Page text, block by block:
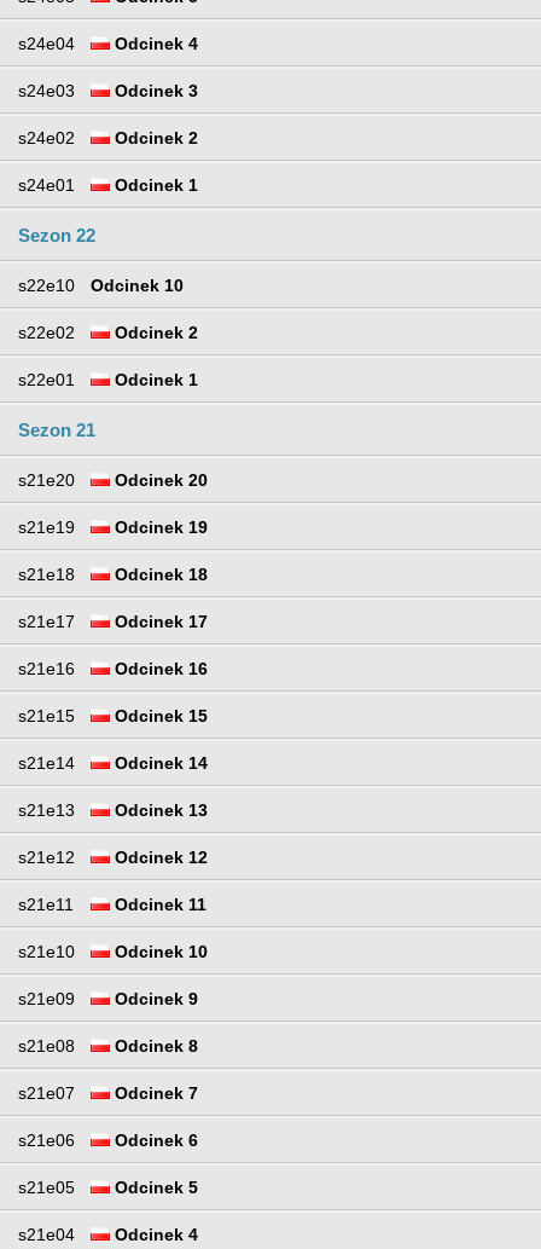
s24e04 Odcinek 4
s24e03 Odcinek 3
s24e02 Odcinek 2
s24e01 Odcinek 1
Sezon 22
s22e10 Odcinek 10
s22e02 Odcinek 2
s22e01 Odcinek 1
Sezon 21
s21e20 Odcinek 20
s21e19 Odcinek 19
s21e18 Odcinek 18
s21e17 Odcinek 17
s21e16 Odcinek 16
s21e15 Odcinek 15
s21e14 Odcinek 14
s21e13 Odcinek 13
s21e12 Odcinek 12
s21e11 Odcinek 11
s21e10 Odcinek 10
s21e09 Odcinek 9
s21e08 Odcinek 8
s21e07 Odcinek 7
s21e06 Odcinek 6
s21e05 Odcinek 5
s21e04 Odcinek 4